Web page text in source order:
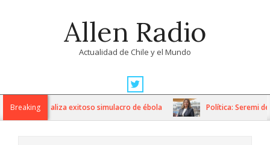
Allen Radio
Actualidad de Chile y el Mundo
Navigation
MenuBreaking
Fricke realiza exitoso simulacro de ébola Política: Seremi de